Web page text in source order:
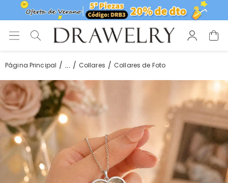
Página Principal ... Collares Collares de Foto